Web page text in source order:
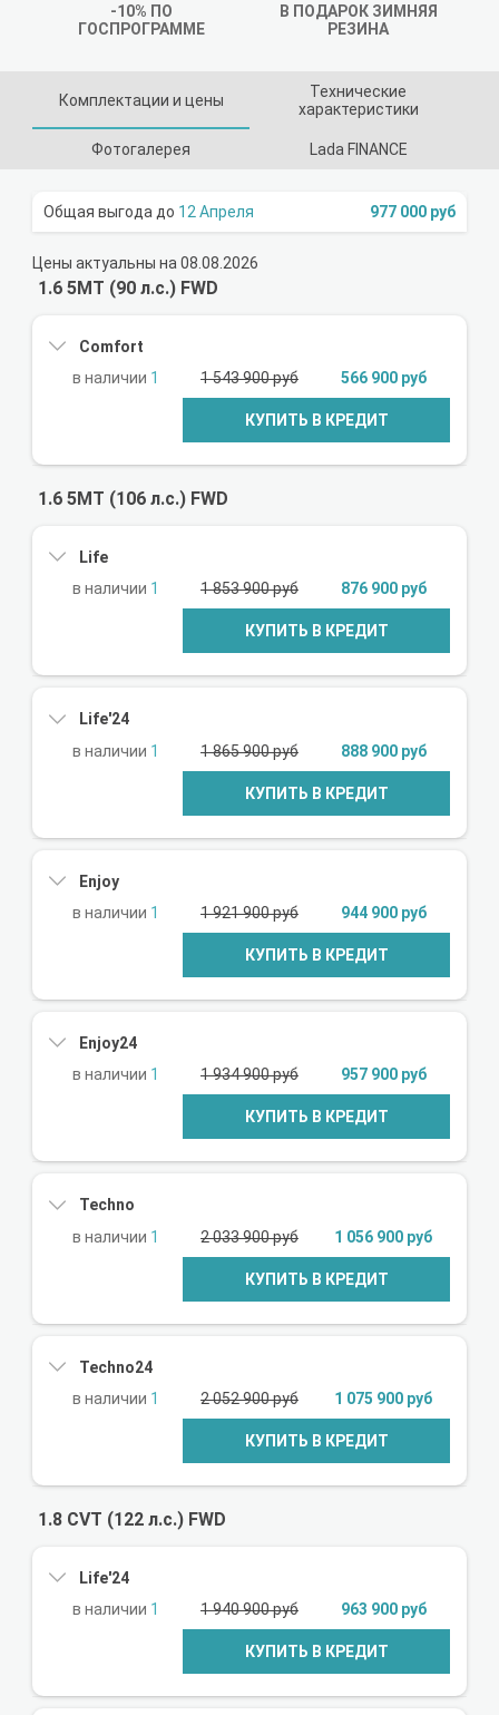
-10% ПО
ГОСПРОГРАММЕ
В ПОДАРОК ЗИМНЯЯ
РЕЗИНА
Комплектации и цены
Технические
характеристики
Фотогалерея Lada FINANCE
12 Апреля 977 000 руб
Цены актуальны на 08.08.2026
1.6 5MT (90 л.с.) FWD
Comfort
1
1 543 900 руб 566 900 руб
КУПИТЬ В КРЕДИТ
1.6 5MT (106 л.с.) FWD
Life
1
1 853 900 руб 876 900 руб
КУПИТЬ В КРЕДИТ
Life'24
1
1 865 900 руб 888 900 руб
КУПИТЬ В КРЕДИТ
Enjoy
1
1 921 900 руб 944 900 руб
КУПИТЬ В КРЕДИТ
Enjoy24
1
1 934 900 руб 957 900 руб
КУПИТЬ В КРЕДИТ
Techno
1
2 033 900 руб 1 056 900 руб
КУПИТЬ В КРЕДИТ
Techno24
1
2 052 900 руб 1 075 900 руб
КУПИТЬ В КРЕДИТ
1.8 CVT (122 л.с.) FWD
Life'24
1
1 940 900 руб 963 900 руб
КУПИТЬ В КРЕДИТ